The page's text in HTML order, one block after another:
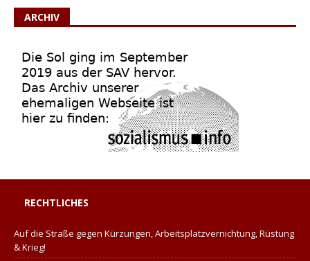
ARCHIV
RECHTLICHES
Auf die Straße gegen Kürzungen, Arbeitsplatzvernichtung, Rüstung
& Krieg!